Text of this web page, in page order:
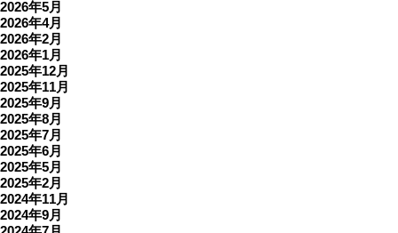
2026年5月
2026年4月
2026年2月
2026年1月
2025年12月
2025年11月
2025年9月
2025年8月
2025年7月
2025年6月
2025年5月
2025年2月
2024年11月
2024年9月